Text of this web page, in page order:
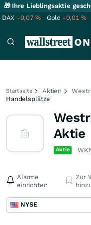
🎁 Ihre Lieblingsaktie
DAX -0,07% Gold -0,01%
Startseite Aktien
Handelsplätze
Aktie
Aktie
Alarme
einrichten
Zur
NYSE